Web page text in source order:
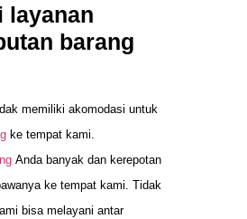
layanan
barang
memiliki akomodasi untuk
ke tempat kami.
Anda banyak dan kerepotan
ke tempat kami. Tidak
bisa melayani antar